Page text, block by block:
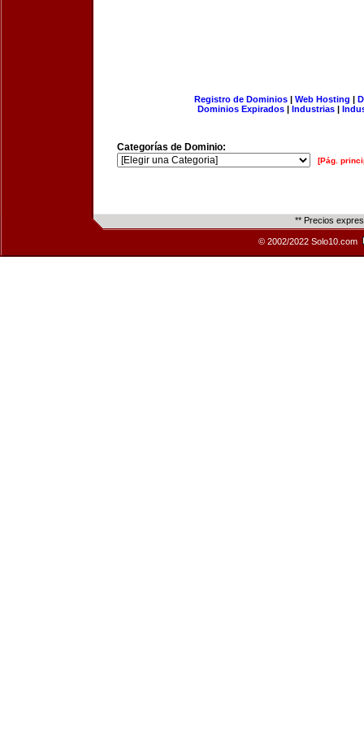
Registro de Dominios| Web Hosting |
Dominios Expirados | Industrias |
Categorías de Dominio:
[Pág.
** Precios
© 2002/2022 Solo10.com